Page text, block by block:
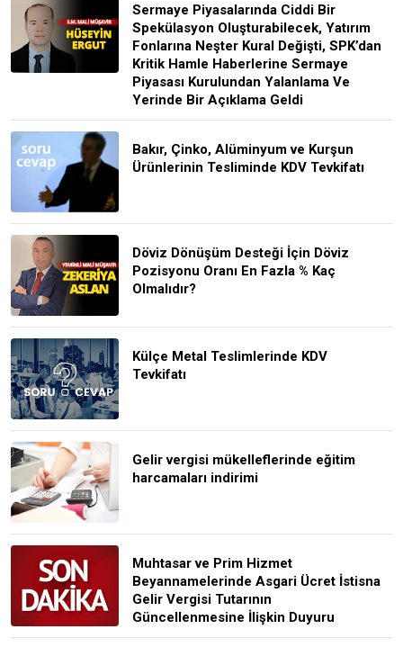
Sermaye Piyasalarında Ciddi Bir
Spekülasyon Oluşturabilecek, Yatırım
Fonlarına Neşter Kural Değişti, SPK’dan
Kritik Hamle Haberlerine Sermaye
Piyasası Kurulundan Yalanlama Ve
Yerinde Bir Açıklama Geldi
Bakır, Çinko, Alüminyum ve Kurşun
Ürünlerinin Tesliminde KDV Tevkifatı
Döviz Dönüşüm Desteği İçin Döviz
Pozisyonu Oranı En Fazla % Kaç
Olmalıdır?
Külçe Metal Teslimlerinde KDV
Tevkifatı
Gelir vergisi mükelleflerinde eğitim
harcamaları indirimi
Muhtasar ve Prim Hizmet
Beyannamelerinde Asgari Ücret İstisna
Gelir Vergisi Tutarının
Güncellenmesine İlişkin Duyuru